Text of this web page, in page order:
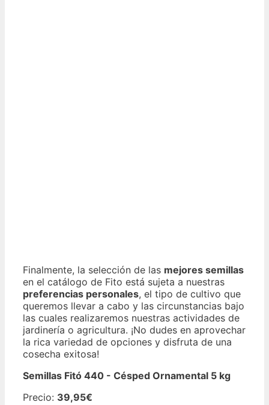
Finalmente, la selección de las mejores semillas
en el catálogo de Fito está sujeta a nuestras
preferencias personales, el tipo de cultivo que
queremos llevar a cabo y las circunstancias bajo
las cuales realizaremos nuestras actividades de
jardinería o agricultura. ¡No dudes en aprovechar
la rica variedad de opciones y disfruta de una
cosecha exitosa!
Semillas Fitó 440 - Césped Ornamental 5 kg
Precio: 39,95€